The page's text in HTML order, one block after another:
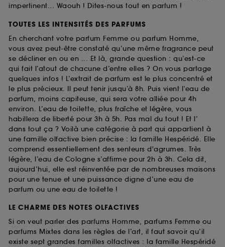
impertinent... Waouh ! Dites-nous tout en parfum !
TOUTES LES INTENSITÉS DES PARFUMS
En cherchant votre parfum Femme ou parfum Homme,
vous avez peut-être constaté qu’une même fragrance peut
se décliner en ou en ... Et là, grande question : qu’est-ce
qui fait l’atout de chacune d’entre elles ? On vous partage
quelques infos ! L’extrait de parfum est le plus concentré et
le plus précieux. Il peut tenir jusqu’à 8h. Puis vient l’eau de
parfum, moins capiteuse, qui sera votre alliée pour 4h
environ. L’eau de toilette, plus fraîche et légère, vous
habillera de liberté pour 3h à 5h. Pas mal du tout ! Et l’
dans tout ça ? Voilà une catégorie à part qui appartient à
une famille olfactive bien précise : la famille Hespéridé. Elle
comprend essentiellement des senteurs d'agrumes. Très
légère, l’eau de Cologne s’affirme pour 2h à 3h. Cela dit,
aujourd’hui, elle est réinventée par de nombreuses maisons
pour une tenue et une puissance digne d’une eau de
parfum ou une eau de toilette !
LE CHARME DES NOTES OLFACTIVES
Si on veut parler des parfums Homme, parfums Femme ou
parfums Mixtes dans les règles de l’art, il faut savoir qu’il
existe sept grandes familles olfactives : la famille Hespéridé